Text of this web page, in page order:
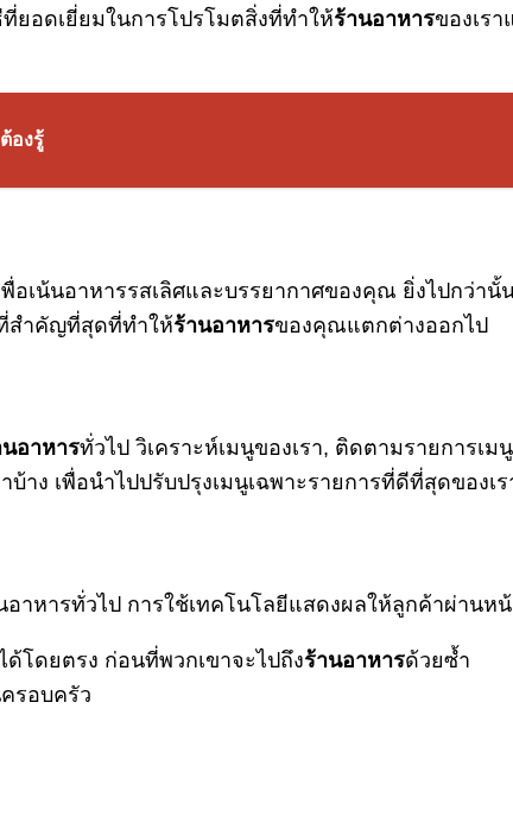
ที่ยอดเยี่ยมในการโปรโมตสิ่งที่ทำให้ร้านอาหารของเร
องรู้
เน้นอาหารรสเลิศและบรรยากาศของคุณ ยิ่งไปกว่า
สำคัญที่สุดที่ทำให้ร้านอาหารของคุณแตกต่างออกไป
นอาหารทั่วไป วิเคราะห์เมนูของเรา, ติดตามรายการเม
าง เพื่อนำไปปรับปรุงเมนูเฉพาะรายการที่ดีที่สุดของเ
อาหารทั่วไป การใช้เทคโนโลยีแสดงผลให้ลูกค้าผ่าน
โดยตรง ก่อนที่พวกเขาจะไปถึงร้านอาหารด้วยซ้ำ
รอบครัว